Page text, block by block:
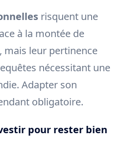
risquent une
à la montée de
mais leur pertinence
nécessitant une
Adapter son
obligatoire.
pour rester bien